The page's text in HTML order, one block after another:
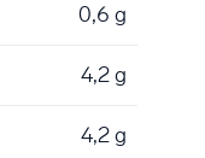
0,6 g
4,2 g
4,2 g